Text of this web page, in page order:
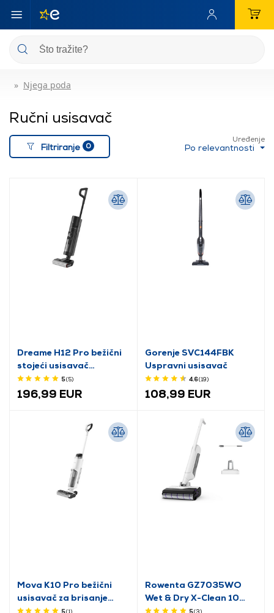
Njega poda
Ručni usisavač
Filtriranje 0
Uređenje
Po relevantnosti
Dreame H12 Pro bežični
stojeći usisavač
(HHR25A)5(5)
196,99 EUR
Gorenje SVC144FBK
Uspravni usisavač
4.6(19)
108,99 EUR
Mova K10 Pro bežični
usisavač za brisanje
(BVC-T8) 5(1)
Rowenta GZ7035WO
Wet & Dry X-Clean 10
uspravni usisavač
5(3)